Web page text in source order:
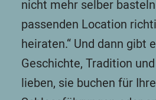
nicht mehr selber
passenden Location
heiraten.“ Und dann gibt
Geschichte, Tradition
lieben, sie buchen für